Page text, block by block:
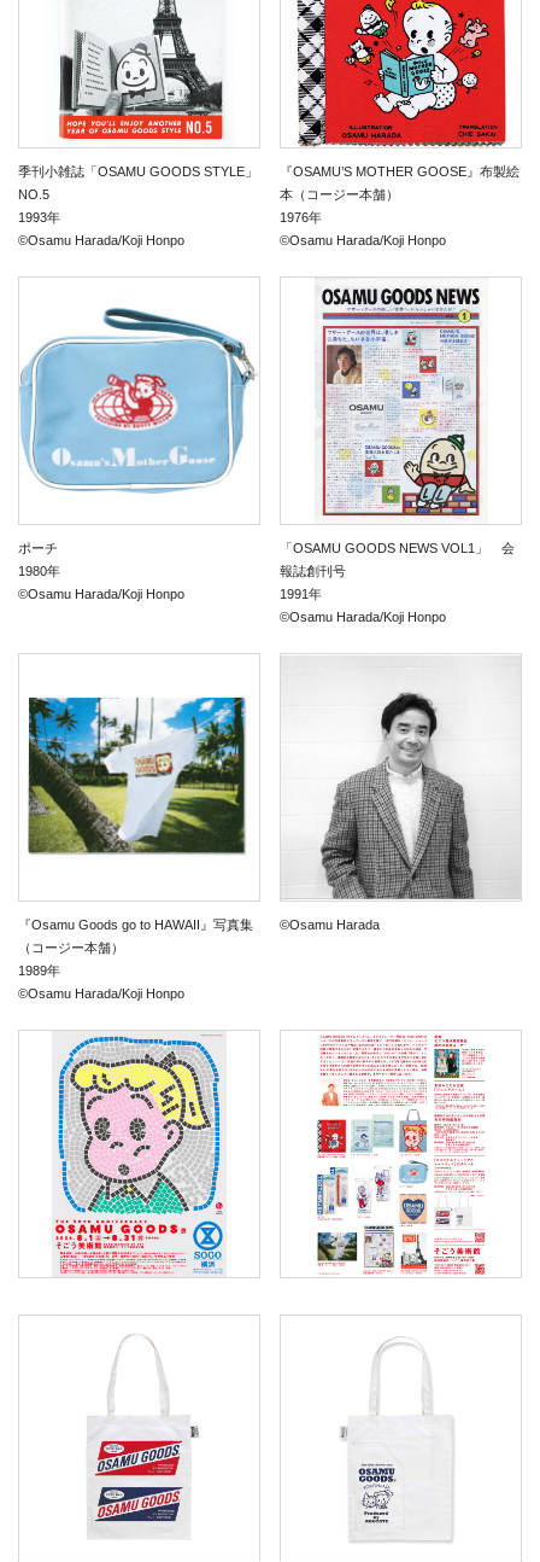
季刊小雑誌「OSAMU GOODS STYLE」
NO.5
1993年
©Osamu Harada/Koji Honpo
『OSAMU’S MOTHER GOOSE』布製絵
本（コージー本舗）
1976年
©Osamu Harada/Koji Honpo
ポーチ
1980年
©Osamu Harada/Koji Honpo
「OSAMU GOODS NEWS VOL1」 会
報誌創刊号
1991年
©Osamu Harada/Koji Honpo
『Osamu Goods go to HAWAII』写真集
（コージー本舗）
1989年
©Osamu Harada/Koji Honpo
©Osamu Harada